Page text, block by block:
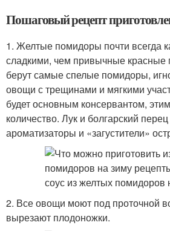
Пошаговый рецепт
1. Желтые помидоры почти всегда
сладкими, чем привычные красные
берут самые спелые помидоры,
овощи с трещинами и мягкими
будет основным консервантом,
количество. Лук и болгарский
ароматизаторы и «загустители»
2. Все овощи моют под проточной
вырезают плодоножки.